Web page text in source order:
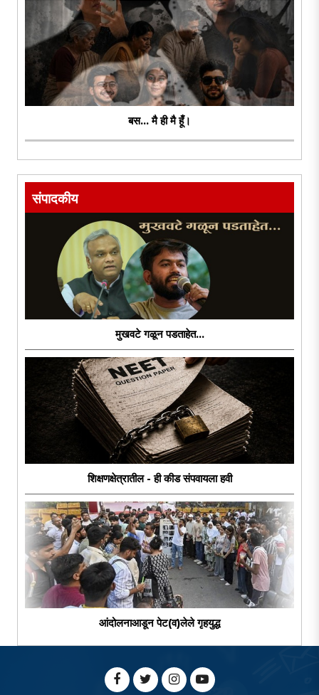
बस... मै ही मै हूँ।
संपादकीय
मुखवटे गळून पडताहेत...
शिक्षणक्षेत्रातील - ही कीड संपवायला हवी
आंदोलनाआडून पेट(व)लेले गृहयुद्ध